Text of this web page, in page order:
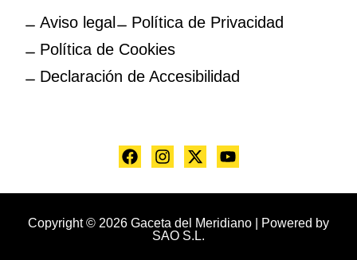
Aviso legal
Política de Privacidad
Política de Cookies
Declaración de Accesibilidad
Copyright © 2026 Gaceta del Meridiano | Powered by
SAO S.L.